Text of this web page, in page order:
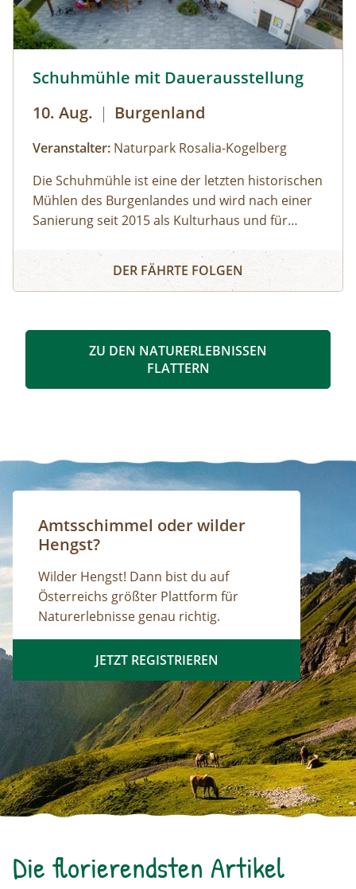
Schuhmühle mit Dauerausstellung
10. Aug. | Burgenland
Veranstalter: Naturpark Rosalia-Kogelberg
Die Schuhmühle ist eine der letzten historischen
Mühlen des Burgenlandes und wird nach einer
Sanierung seit 2015 als Kulturhaus und für
das historische Ereignis der "Schüsse von
Schattendorf", auf die 1927 der Brand des
Mühlenladens mit Handwerkskunst und
Schuhmühle mit Dauerausstellung
DER FÄHRTE FOLGEN
ZU DEN NATURERLEBNISSEN
FLATTERN
Amtsschimmel oder wilder
Hengst?
Wilder Hengst! Dann bist du auf
Österreichs größter Plattform für
Naturerlebnisse genau richtig.
JETZT REGISTRIEREN
Die florierendsten Artikel